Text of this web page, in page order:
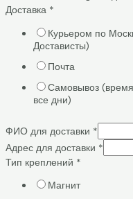
Доставка *
Курьером по
Достависты)
Почта
Самовывоз
все дни)
ФИО для доставки *
Адрес для доставки *
Тип креплений *
Магнит